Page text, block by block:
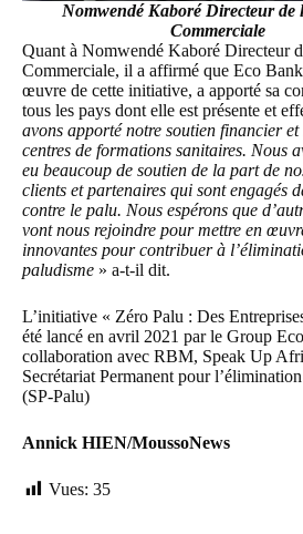
Nomwendé Kaboré Directeur de
Commerciale
Quant à Nomwendé Kaboré Directeur
Commerciale, il a affirmé que Eco
œuvre de cette initiative, a apporté sa
tous les pays dont elle est présente et
avons apporté notre soutien financier
centres de formations sanitaires. Nous
eu beaucoup de soutien de la part de
clients et partenaires qui sont engagés
contre le palu. Nous espérons que
vont nous rejoindre pour mettre en
innovantes pour contribuer à
paludisme » a-t-il dit.
L’initiative « Zéro Palu : Des
été lancé en avril 2021 par le Group
collaboration avec RBM, Speak Up
Secrétariat Permanent pour
(SP-Palu)
Annick HIEN/MoussoNews
Vues: 35